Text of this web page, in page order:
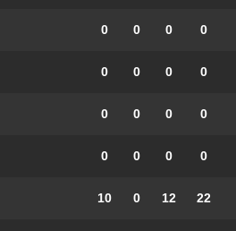
0 0 0 0
0 0 0 0
0 0 0 0
0 0 0 0
10 0 12 22